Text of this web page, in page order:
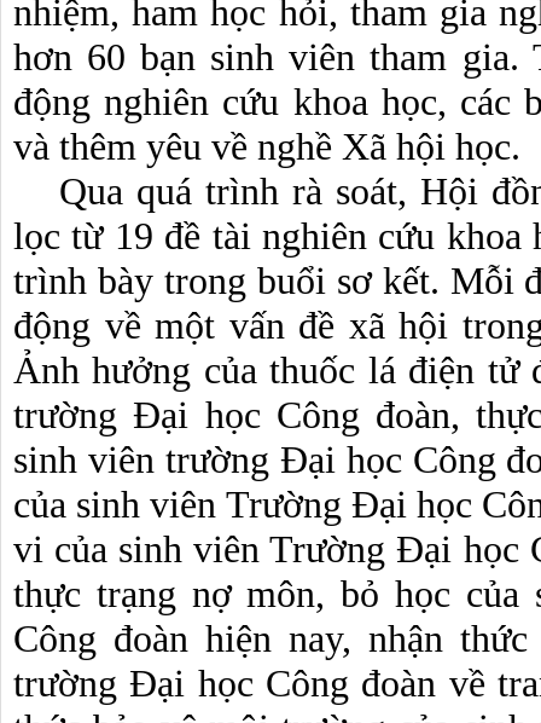
nhiệm, ham học hỏi, tham gia
hơn 60 bạn sinh viên tham gia.
động nghiên cứu khoa học, các
và thêm yêu về nghề Xã hội học.
Qua quá trình rà soát, Hội
lọc từ 19 đề tài nghiên cứu khoa
trình bày trong buổi sơ kết. Mỗi
động về một vấn đề xã hội
Ảnh hưởng của thuốc lá điện
trường Đại học Công đoàn,
sinh viên trường Đại học Công
của sinh viên Trường Đại học
vi của sinh viên Trường Đại học
thực trạng nợ môn, bỏ học
Công đoàn hiện nay, nhận
trường Đại học Công đoàn về